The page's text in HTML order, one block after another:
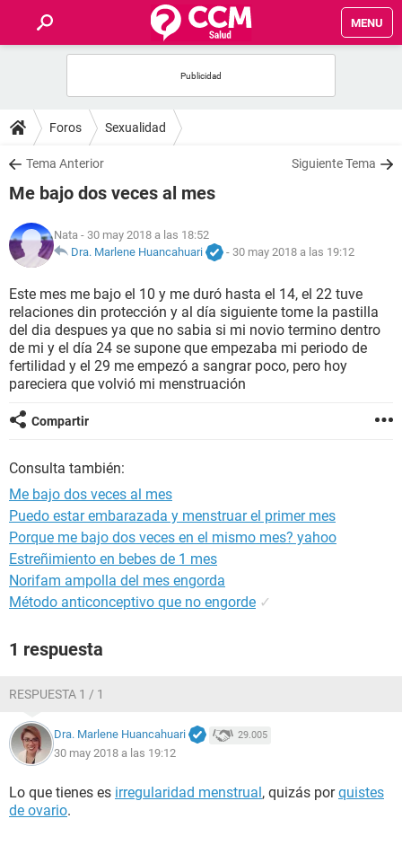
MENU
FOROS
SALUD
FAMILIA
NUTRICIÓN
BIENESTAR
SEXUALIDAD
GLOSARIO
Foros Sexualidad
Tema Anterior Siguiente Tema
Me bajo dos veces al mes
Nata - 30 may 2018 a las 18:52
Dra. Marlene Huancahuari
- 30 may 2018 a las 19:12
Este mes me bajo el 10 y me duró hasta el 14, el 22 tuve
relaciones din protección y al día siguiente tome la pastilla
del dia despues ya que no sabia si mi novio termino dentro
de mi y el día 24 se supone que empezaba mi periodo de
fertilidad y el 29 me empezó a sangrar poco, pero hoy
pareciera que volvió mi menstruación
Compartir
Consulta también:
Me bajo dos veces al mes
Puedo estar embarazada y menstruar el primer mes
Porque me bajo dos veces en el mismo mes? yahoo
Estreñimiento en bebes de 1 mes
Norifam ampolla del mes engorda
Método anticonceptivo que no engorde ✓
1 respuesta
RESPUESTA 1 / 1
Dra. Marlene Huancahuari 29.005
30 may 2018 a las 19:12
Lo que tienes es irregularidad menstrual, quizás porquistes
de ovario.